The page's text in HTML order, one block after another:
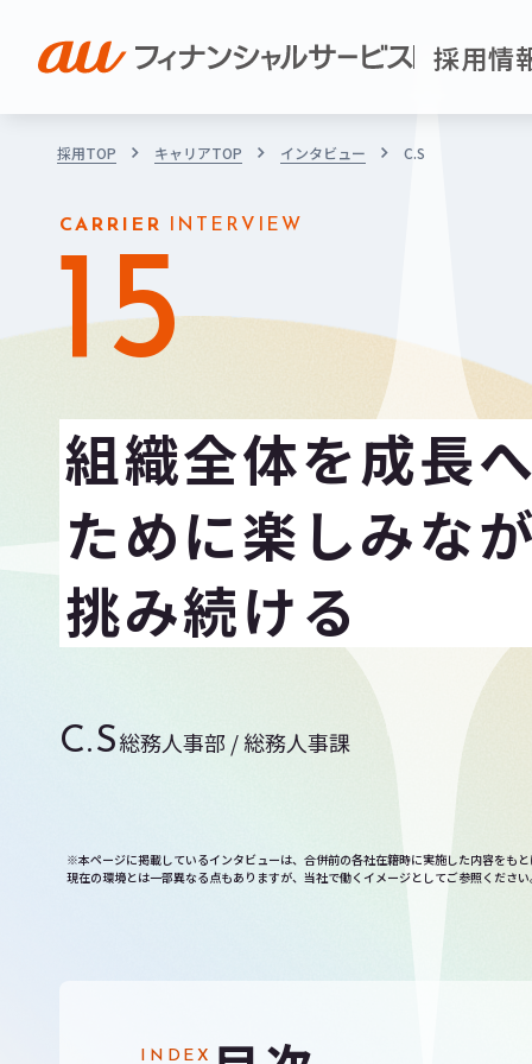
採用情
採用TOP キャリアTOP インタビュー C.S
CARRIER INTERVIEW
15
組織全体を成長
ために楽しみな
挑み続ける
C.S総務人事部 / 総務人事課
※本ページに掲載しているインタビューは、合併前の各社在籍時に実施した内容をも
現在の環境とは一部異なる点もありますが、当社で働くイメージとしてご参照くださ
INDEX